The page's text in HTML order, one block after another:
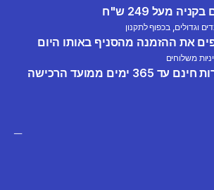
מעל 249 ש"ח
וגדולים, בכפוף לתקנון
את ההזמנה מהסניף באותו היום
משלוחים
ימים ממועד הרכישה